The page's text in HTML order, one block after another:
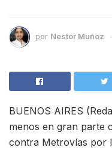
por Nestor Muñoz
BUENOS AIRES
menos en gran parte
contra Metrovías por